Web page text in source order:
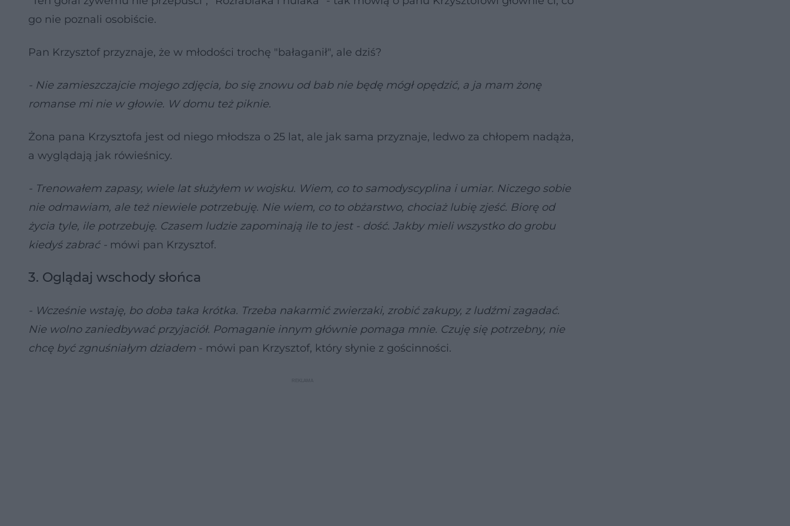
go nie poznali osobiście.
Pan Krzysztof przyznaje, że w młodości trochę "bałaganił", ale dziś?
- Nie zamieszczajcie mojego zdjęcia, bo się znowu od bab nie będę mógł opędzić, a ja mam żonę
romanse mi nie w głowie. W domu też piknie.
Żona pana Krzysztofa jest od niego młodsza o 25 lat, ale jak sama przyznaje, ledwo za chłopem nadąża,
a wyglądają jak rówieśnicy.
- Trenowałem zapasy, wiele lat służyłem w wojsku. Wiem, co to samodyscyplina i umiar. Niczego sobie
nie odmawiam, ale też niewiele potrzebuję. Nie wiem, co to obżarstwo, chociaż lubię zjeść. Biorę od
życia tyle, ile potrzebuję. Czasem ludzie zapominają ile to jest - dość. Jakby mieli wszystko do grobu
kiedyś zabrać - mówi pan Krzysztof.
3. Oglądaj wschody słońca
- Wcześnie wstaję, bo doba taka krótka. Trzeba nakarmić zwierzaki, zrobić zakupy, z ludźmi zagadać.
Nie wolno zaniedbywać przyjaciół. Pomaganie innym głównie pomaga mnie. Czuję się potrzebny, nie
chcę być zgnuśniałym dziadem - mówi pan Krzysztof, który słynie z gościnności.